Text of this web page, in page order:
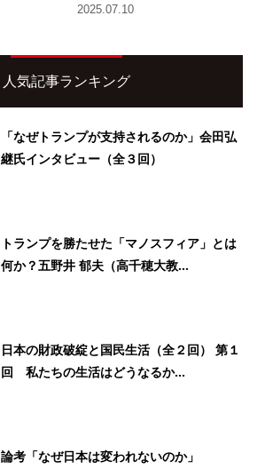
2025.07.10
人気記事ランキング
「なぜトランプが支持されるのか」会田弘
継氏インタビュー（全３回）
トランプを勝たせた「マノスフィア」とは
何か？五野井 郁夫（高千穂大教...
日本の財政破綻と国民生活（全２回） 第１
回 私たちの生活はどうなるか...
論考「なぜ日本は変われないのか」